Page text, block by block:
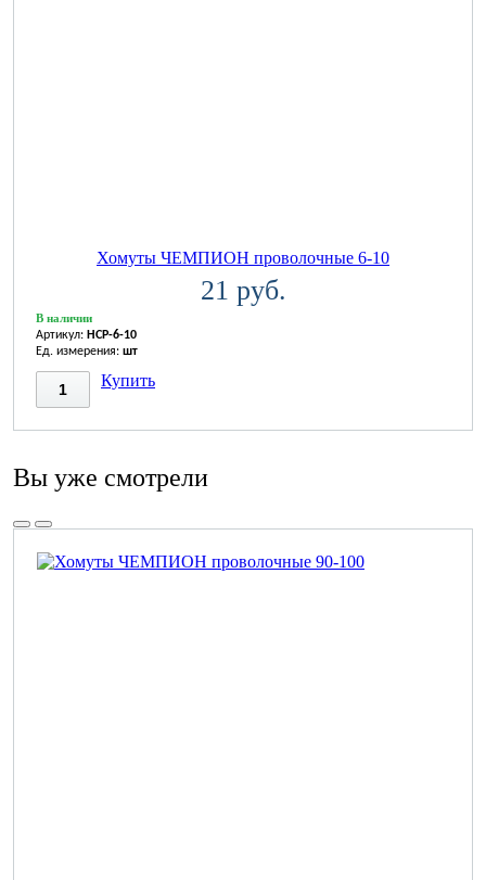
Хомуты ЧЕМПИОН проволочные 6-10
21 руб.
В наличии
Артикул: HCP-6-10
Ед. измерения: шт
Купить
Вы уже смотрели